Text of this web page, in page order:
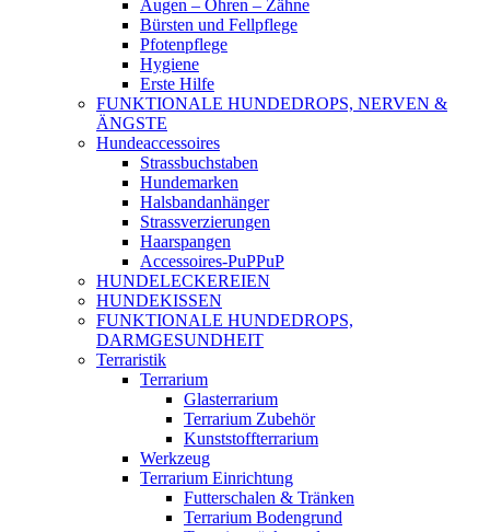
Augen – Ohren – Zähne
Bürsten und Fellpflege
Pfotenpflege
Hygiene
Erste Hilfe
FUNKTIONALE HUNDEDROPS, NERVEN &
ÄNGSTE
Hundeaccessoires
Strassbuchstaben
Hundemarken
Halsbandanhänger
Strassverzierungen
Haarspangen
Accessoires-PuPPuP
HUNDELECKEREIEN
HUNDEKISSEN
FUNKTIONALE HUNDEDROPS,
DARMGESUNDHEIT
Terraristik
Terrarium
Glasterrarium
Terrarium Zubehör
Kunststoffterrarium
Werkzeug
Terrarium Einrichtung
Futterschalen & Tränken
Terrarium Bodengrund